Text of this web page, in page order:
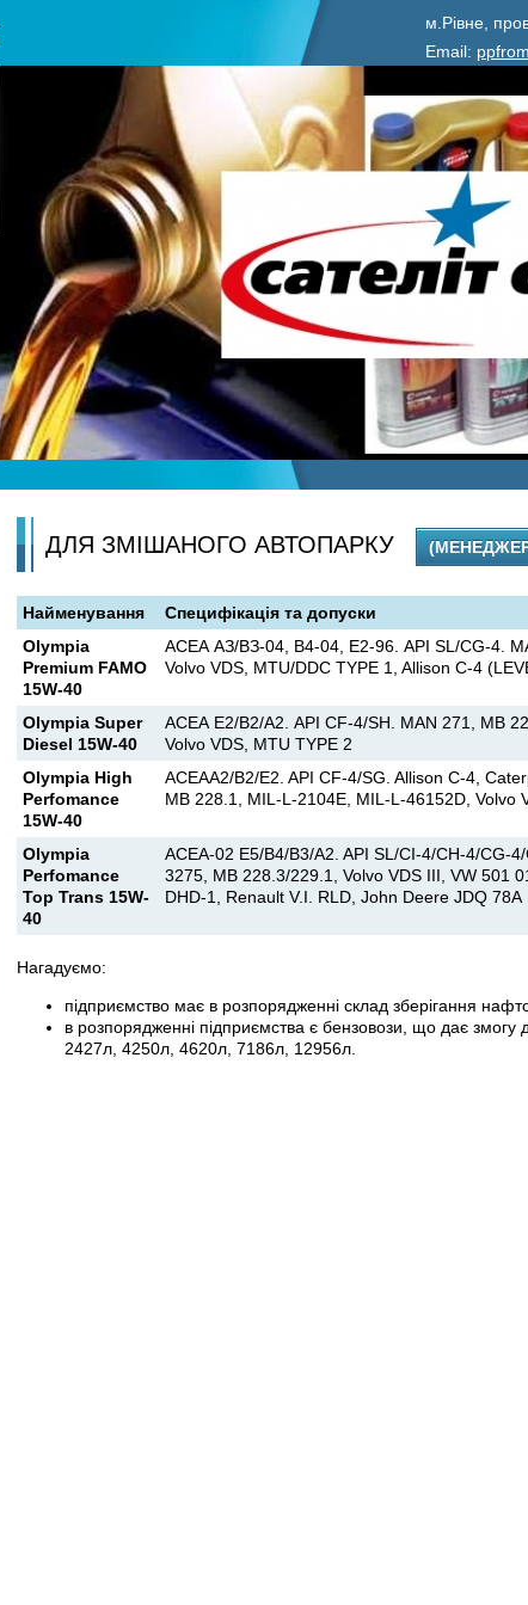
м.Рівне,
Email:
ДЛЯ ЗМІШАНОГО АВТОПАРКУ
Найменування Специфікація та допуски
Olympia
Premium FAMO
15W-40
АСЕА АЗ/ВЗ-04, В4-04, Е2-96. API SL/CG-4.
Volvo VDS, MTU/DDC TYPE 1, Allison C-4
Olympia Super
Diesel 15W-40
АСЕА Е2/В2/А2. API CF-4/SH. MAN 271, MB
Volvo VDS, MTU TYPE 2
Olympia High
Perfomance
15W-40
ACEAA2/B2/E2. API CF-4/SG. Allison C-4,
MB 228.1, MIL-L-2104E, MIL-L-46152D, Volvo
Olympia
Perfomance
Top Trans 15W-
40
ACEA-02 E5/B4/B3/A2. API SL/CI-4/CH-4/CG-
3275, MB 228.3/229.1, Volvo VDS III, VW 501
DHD-1, Renault V.I. RLD, John Deere JDQ 78A
Нагадуємо:
підприємство має в розпорядженні склад зберігання
в розпорядженні підприємства є бензовози, що дає
2427л, 4250л, 4620л, 7186л, 12956л.